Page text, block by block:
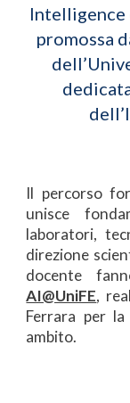
Intelligence
promossa
Il percorso
unisce
laboratori,
direzione
docente
AI@UniFE,
Ferrara per
ambito.